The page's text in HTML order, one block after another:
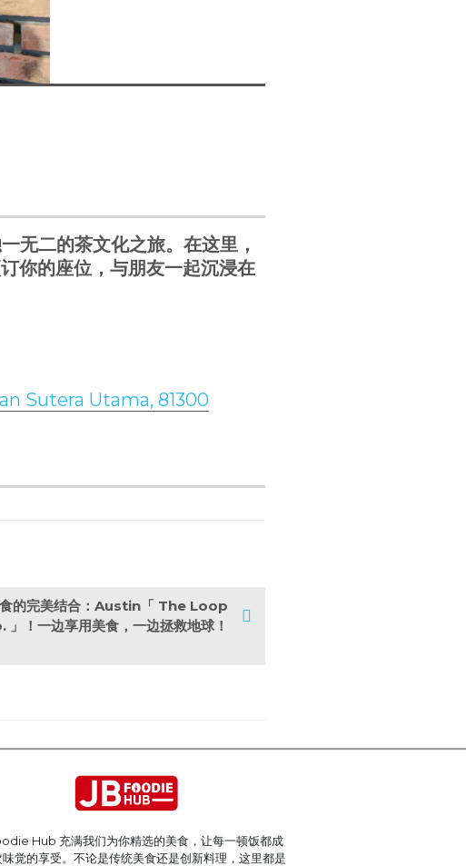
无二的茶文化之旅。在这里，
你的座位，与朋友一起沉浸在
Sutera Utama, 81300
的完美结合：Austin「 The Loop
」！一边享用美食，一边拯救地球！
Hub 充满我们为你精选的美食，让每一顿饭都成
味觉的享受。不论是传统美食还是创新料理，这里都是